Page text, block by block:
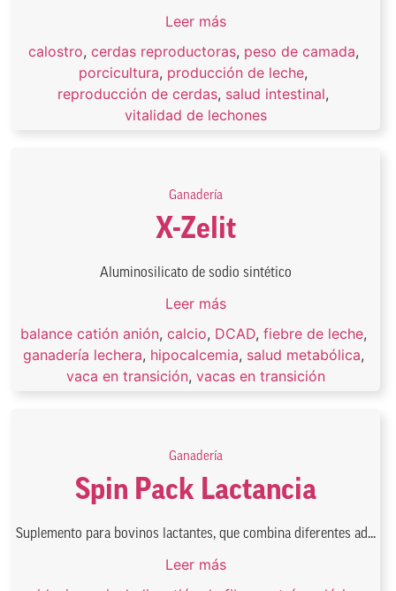
Leer más
calostro, cerdas reproductoras, peso de camada,
porcicultura, producción de leche,
reproducción de cerdas, salud intestinal,
vitalidad de lechones
Ganadería
X-Zelit
Aluminosilicato de sodio sintético
Leer más
balance catión anión, calcio, DCAD, fiebre de leche,
ganadería lechera, hipocalcemia, salud metabólica,
vaca en transición, vacas en transición
Ganadería
Spin Pack Lactancia
Suplemento para bovinos lactantes, que combina diferentes ad...
Leer más